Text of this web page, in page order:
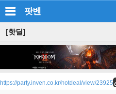
팟벤
[핫딜]
https://party.inven.co.kr/hotdeal/view/23925